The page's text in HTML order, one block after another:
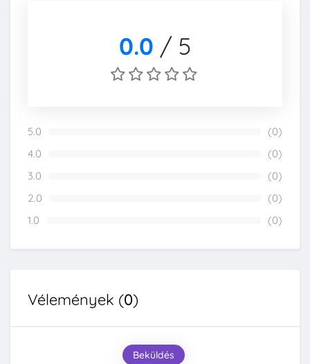
0.0 / 5
5.0
(0)
4.0
(0)
3.0
(0)
2.0
(0)
1.0
(0)
Vélemények (0)
Beküldés